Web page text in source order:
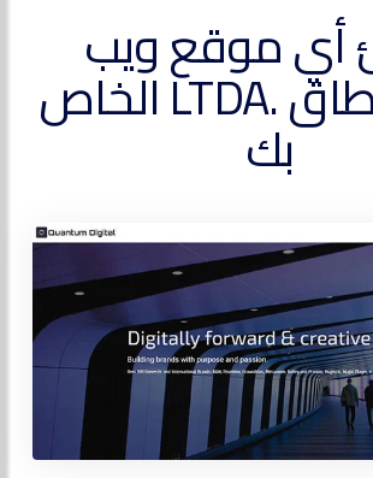
أي موقع ويب
ضمن نطاق .LTDA الخاص
بك